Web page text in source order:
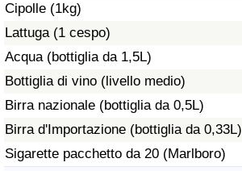
Cipolle (1kg)
Lattuga (1 cespo)
Acqua (bottiglia da 1,5L)
Bottiglia di vino (livello medio)
Birra nazionale (bottiglia da 0,5L)
Birra d'Importazione (bottiglia da 0,33L)
Sigarette pacchetto da 20 (Marlboro)
Indice dell’Inquinamento per Nazione
Traffico
Indice del Traffico
Indice del traffico (Corrente)